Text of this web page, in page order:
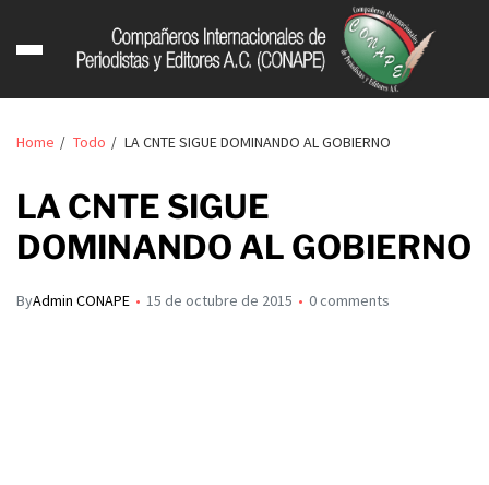
Home Todo LA CNTE SIGUE DOMINANDO AL GOBIERNO
LA CNTE SIGUE
DOMINANDO AL GOBIERNO
ByAdmin CONAPE 15 de octubre de 2015 0 comments